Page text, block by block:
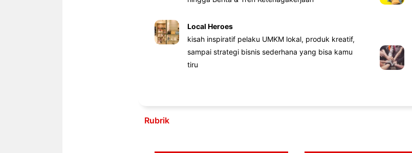
Local Heroes
kisah inspiratif pelaku UMKM lokal, produk kreatif,
sampai strategi bisnis sederhana yang bisa kamu
tiru
Rubrik